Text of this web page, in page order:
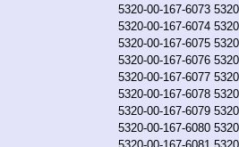
5320-00-167-6073
5320-00-167-6074
5320-00-167-6075
5320-00-167-6076
5320-00-167-6077
5320-00-167-6078
5320-00-167-6079
5320-00-167-6080